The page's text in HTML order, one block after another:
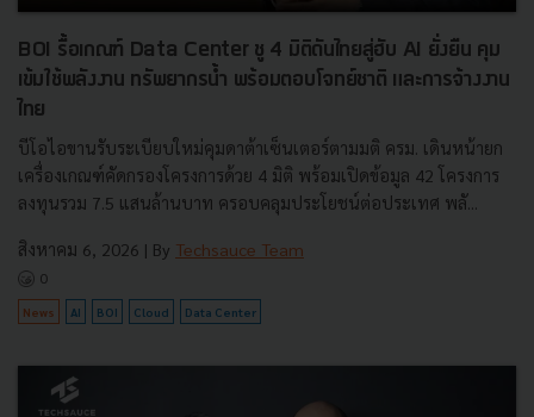
BOI รื้อเกณฑ์ Data Center ชู 4 มิติดันไทยสู่ฮับ AI ยั่งยืน คุม
เข้มใช้พลังงาน ทรัพยากรน้ำ พร้อมตอบโจทย์ชาติ และการจ้างงาน
ไทย
บีโอไอขานรับระเบียบใหม่คุมดาต้าเซ็นเตอร์ตามมติ ครม. เดินหน้ายก
เครื่องเกณฑ์คัดกรองโครงการด้วย 4 มิติ พร้อมเปิดข้อมูล 42 โครงการ
ลงทุนรวม 7.5 แสนล้านบาท ครอบคลุมประโยชน์ต่อประเทศ พลั...
สิงหาคม 6, 2026 | By Techsauce Team
0
News AI BOI Cloud Data Center